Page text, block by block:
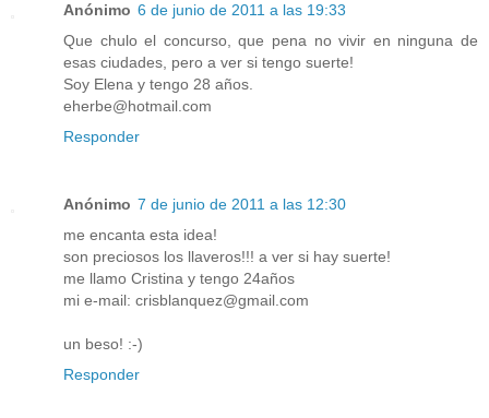
Anónimo 6 de junio de 2011 a las 19:33
Que chulo el concurso, que pena no vivir en ninguna de
esas ciudades, pero a ver si tengo suerte!
Soy Elena y tengo 28 años.
eherbe@hotmail.com
Responder
Anónimo 7 de junio de 2011 a las 12:30
me encanta esta idea!
son preciosos los llaveros!!! a ver si hay suerte!
me llamo Cristina y tengo 24años
mi e-mail: crisblanquez@gmail.com
un beso! :-)
Responder